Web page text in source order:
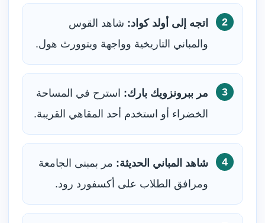
اتجه إلى أولد كواد: شاهد القوس
والمباني التاريخية وواجهة ويتوورث هول.
مر ببرونزويك بارك: استرح في المساحة
الخضراء أو استخدم أحد المقاهي القريبة.
شاهد المباني الحديثة: مر بمبنى الجامعة
ومرافق الطلاب على أكسفورد رود.